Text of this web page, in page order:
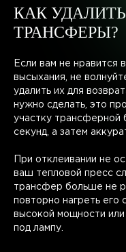
КАК
ТРАНСФЕРЫ?
Если вам не нравится
высыхания, не
удалить их для
нужно сделать, это
участку трансферной
секунд, а затем
При отклеивании не
ваш тепловой пресс
трансфер больше не
повторно нагреть
высокой мощности или
под лампу.